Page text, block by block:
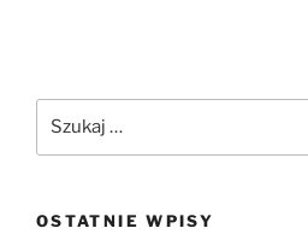
OSTATNIE WPISY